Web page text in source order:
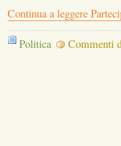
Continua a leggere
Politica Commenti